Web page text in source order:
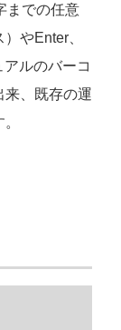
までの任意
やEnter、
ルのバーコ
来、既存の運